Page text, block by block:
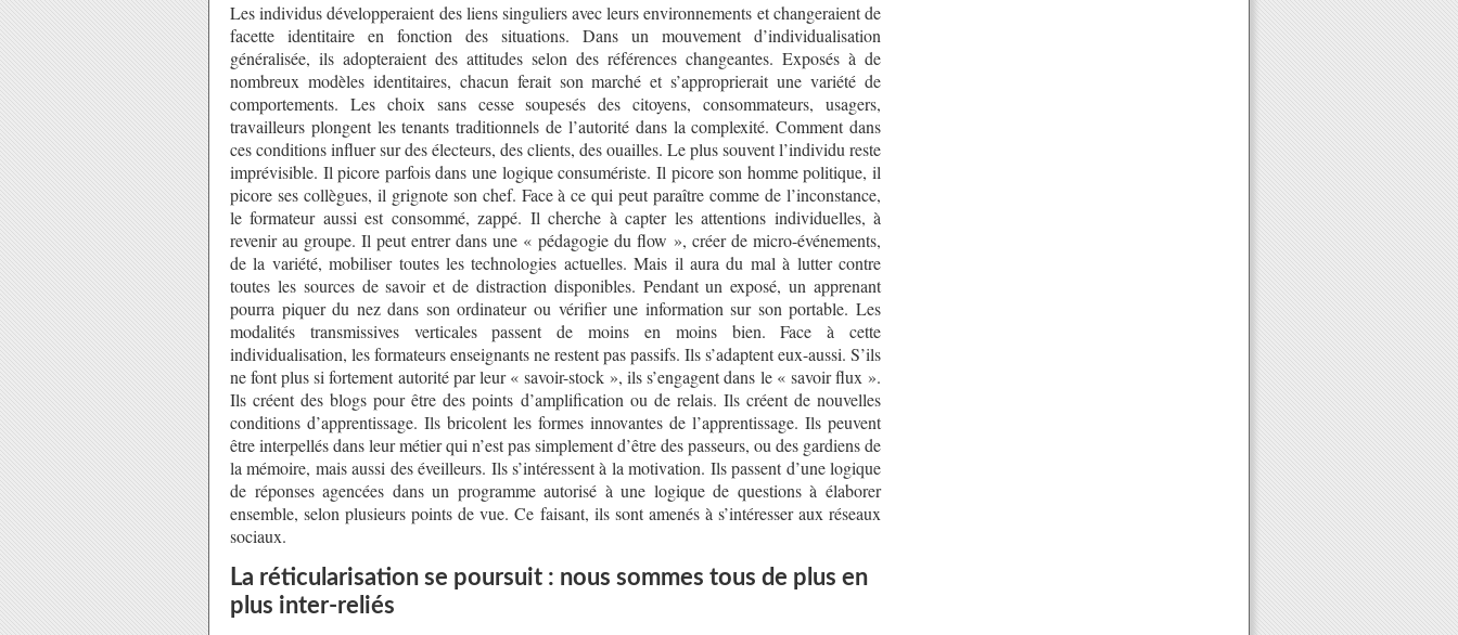
Les individus développeraient des liens singuliers avec leurs environnements et changeraient de
facette identitaire en fonction des situations. Dans un mouvement d’individualisation
généralisée, ils adopteraient des attitudes selon des références changeantes. Exposés à de
nombreux modèles identitaires, chacun ferait son marché et s’approprierait une variété de
comportements. Les choix sans cesse soupesés des citoyens, consommateurs, usagers,
travailleurs plongent les tenants traditionnels de l’autorité dans la complexité. Comment dans
ces conditions influer sur des électeurs, des clients, des ouailles. Le plus souvent l’individu reste
imprévisible. Il picore parfois dans une logique consumériste. Il picore son homme politique, il
picore ses collègues, il grignote son chef. Face à ce qui peut paraître comme de l’inconstance,
le formateur aussi est consommé, zappé. Il cherche à capter les attentions individuelles, à
revenir au groupe. Il peut entrer dans une « pédagogie du flow », créer de micro-événements,
de la variété, mobiliser toutes les technologies actuelles. Mais il aura du mal à lutter contre
toutes les sources de savoir et de distraction disponibles. Pendant un exposé, un apprenant
pourra piquer du nez dans son ordinateur ou vérifier une information sur son portable. Les
modalités transmissives verticales passent de moins en moins bien. Face à cette
individualisation, les formateurs enseignants ne restent pas passifs. Ils s’adaptent eux-aussi. S’ils
ne font plus si fortement autorité par leur « savoir-stock », ils s’engagent dans le « savoir flux ».
Ils créent des blogs pour être des points d’amplification ou de relais. Ils créent de nouvelles
conditions d’apprentissage. Ils bricolent les formes innovantes de l’apprentissage. Ils peuvent
être interpellés dans leur métier qui n’est pas simplement d’être des passeurs, ou des gardiens de
la mémoire, mais aussi des éveilleurs. Ils s’intéressent à la motivation. Ils passent d’une logique
de réponses agencées dans un programme autorisé à une logique de questions à élaborer
ensemble, selon plusieurs points de vue. Ce faisant, ils sont amenés à s’intéresser aux réseaux
sociaux.
La réticularisation se poursuit : nous sommes tous de plus en
plus inter-reliés